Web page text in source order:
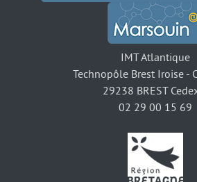
IMT Atlantique
Technopôle Brest Iroise -
29238 BREST
02 29 00 15 69